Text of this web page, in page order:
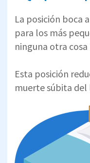
La posición boca
para los más
ninguna otra
Esta posición
muerte súbita